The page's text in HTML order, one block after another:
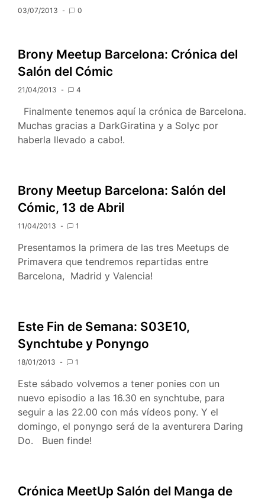
03/07/2013 0
Brony Meetup Barcelona: Crónica del
Salón del Cómic
21/04/2013 4
Finalmente tenemos aquí la crónica de Barcelona.
Muchas gracias a DarkGiratina y a Solyc por
haberla llevado a cabo!.
Brony Meetup Barcelona: Salón del
Cómic, 13 de Abril
11/04/2013 1
Presentamos la primera de las tres Meetups de
Primavera que tendremos repartidas entre
Barcelona, Madrid y Valencia!
Este Fin de Semana: S03E10,
Synchtube y Ponyngo
18/01/2013 1
Este sábado volvemos a tener ponies con un
nuevo episodio a las 16.30 en synchtube, para
seguir a las 22.00 con más vídeos pony. Y el
domingo, el ponyngo será de la aventurera Daring
Do. Buen finde!
Crónica MeetUp Salón del Manga de